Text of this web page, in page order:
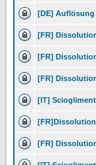
[DE] Auflösung
[FR]
[FR]
[FR]
[IT]
[FR]